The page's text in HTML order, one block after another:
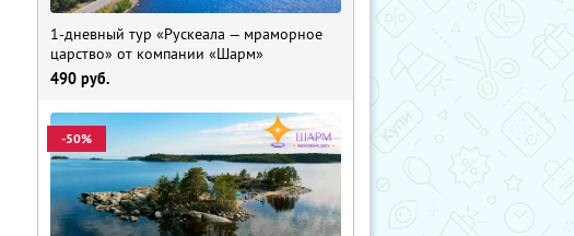
1-дневный тур «Рускеала — мраморное
царство» от компании «Шарм»
490 руб.
-50%